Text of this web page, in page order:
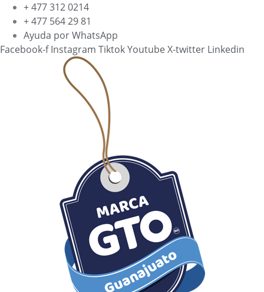
contenido
+ 477 312 0214
+ 477 564 29 81
Ayuda por WhatsApp
Facebook-f Instagram TiktokYoutubeX-twitter Linkedin